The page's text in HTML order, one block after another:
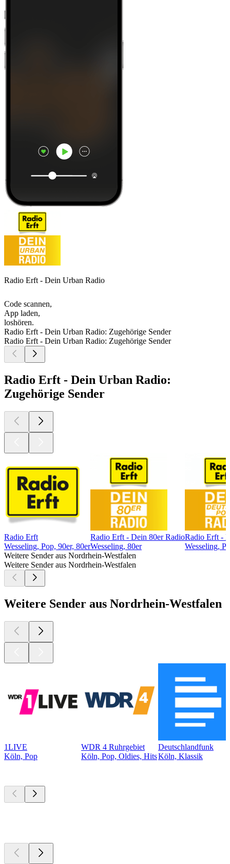
Radio Erft - Dein Urban Radio
Code scannen,
App laden,
loshören.
Radio Erft - Dein Urban Radio: Zugehörige Sender
Radio Erft - Dein Urban Radio: Zugehörige Sender
Radio Erft - Dein Urban Radio:
Zugehörige Sender
Radio Erft
Wesseling, Pop, 90er, 80er
Radio Erft - Dein 80er Radio
Wesseling, 80er
Radio Erft -
Wesseling,
Weitere Sender aus Nordrhein-Westfalen
Weitere Sender aus Nordrhein-Westfalen
Weitere Sender aus Nordrhein-Westfalen
1LIVE
Köln, Pop
WDR 4 Ruhrgebiet
Köln, Pop, Oldies, Hits
Deutschlandfunk
Köln, Klassik